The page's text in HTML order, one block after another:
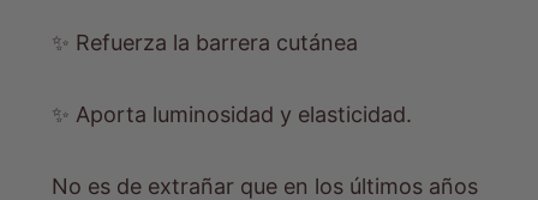
✨ Refuerza la barrera cutánea
✨ Aporta luminosidad y elasticidad.
No es de extrañar que en los últimos años